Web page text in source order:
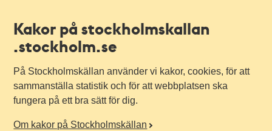
Kakor på stockholmskallan
.stockholm.se
På Stockholmskällan använder vi kakor, cookies, för att
sammanställa statistik och för att webbplatsen ska
fungera på ett bra sätt för dig.
Om kakor på Stockholmskällan